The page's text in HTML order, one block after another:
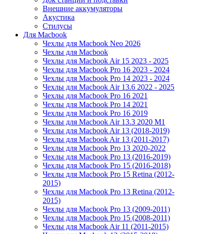
Внешние аккумуляторы
Акустика
Стилусы
Для Macbook
Чехлы для Macbook Neo 2026
Чехлы для Macbook
Чехлы для Macbook Air 15 2023 - 2025
Чехлы для Macbook Pro 16 2023 - 2024
Чехлы для Macbook Pro 14 2023 - 2024
Чехлы для Macbook Air 13.6 2022 - 2025
Чехлы для Macbook Pro 16 2021
Чехлы для Macbook Pro 14 2021
Чехлы для Macbook Pro 16 2019
Чехлы для Macbook Air 13.3 2020 M1
Чехлы для Macbook Air 13 (2018-2019)
Чехлы для Macbook Air 13 (2011-2017)
Чехлы для Macbook Pro 13 2020-2022
Чехлы для Macbook Pro 13 (2016-2019)
Чехлы для Macbook Pro 15 (2016-2018)
Чехлы для Macbook Pro 15 Retina (2012-
2015)
Чехлы для Macbook Pro 13 Retina (2012-
2015)
Чехлы для Macbook Pro 13 (2009-2011)
Чехлы для Macbook Pro 15 (2008-2011)
Чехлы для Macbook Air 11 (2011-2015)